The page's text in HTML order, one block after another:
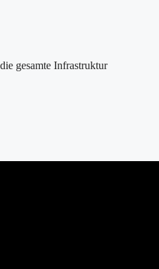
gesamte Infrastruktur